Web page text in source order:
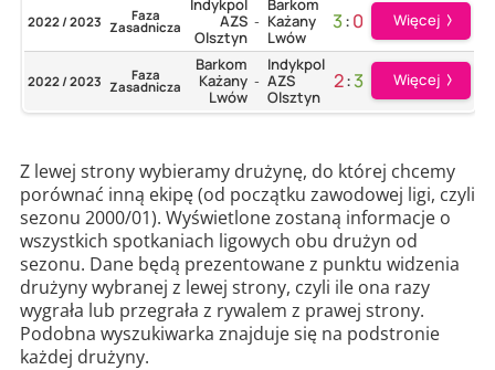
2022 / 2023 Faza
Zasadnicza
Indykpol
AZS
Olsztyn
-
Barkom
Każany
Lwów
3:0 Więcej
2022 / 2023 Faza
Zasadnicza
Barkom
Każany
Lwów
-
Indykpol
AZS
Olsztyn
2:3 Więcej
Z lewej strony wybieramy drużynę, do której chcemy
porównać inną ekipę (od początku zawodowej ligi, czyli
sezonu 2000/01). Wyświetlone zostaną informacje o
wszystkich spotkaniach ligowych obu drużyn od
sezonu. Dane będą prezentowane z punktu widzenia
drużyny wybranej z lewej strony, czyli ile ona razy
wygrała lub przegrała z rywalem z prawej strony.
Podobna wyszukiwarka znajduje się na podstronie
każdej drużyny.